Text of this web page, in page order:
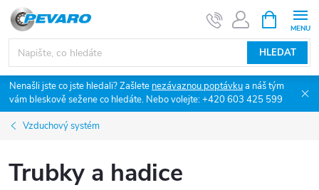
Přejít
obsah
HLEDAT
NÁKUPNÍ
KOŠÍK
Nenašli jste co jste hledali? Zašlete nezávaznou poptávkua náš tým
vám bleskově sežene co hledáte. Nebo volejte: +420 603 425 599
Vzduchový systém
Trubky a hadice